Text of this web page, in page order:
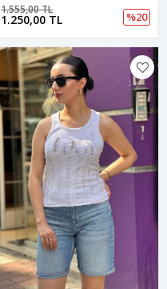
1.250,00 TL
1.555,00 TL
%20